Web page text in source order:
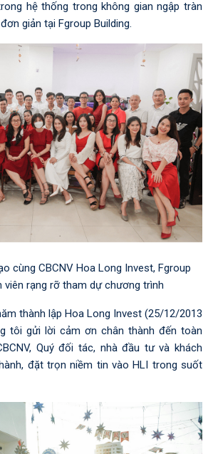
hệ thống trong không gian ngập tràn
giản tại Fgroup Building.
cùng CBCNV Hoa Long Invest, Fgroup
viên rạng rỡ tham dự chương trình
thành lập Hoa Long Invest (25/12/2013
tôi gửi lời cảm ơn chân thành đến toàn
Quý đối tác, nhà đầu tư và khách
đặt trọn niềm tin vào HLI trong suốt